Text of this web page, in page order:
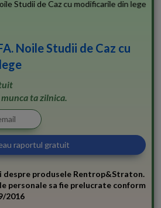
Noile Studii de Caz cu
ta zilnica.
despre produsele Rentrop&Straton.
personale sa fie prelucrate conform
2016